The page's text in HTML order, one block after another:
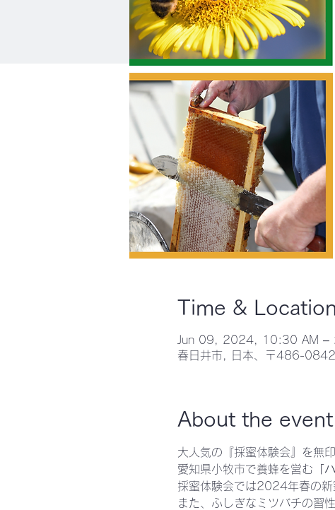
Time & Location
Jun 09, 2024, 10:30 AM –
春日井市, 日本、〒486-0842
About the event
大人気の『採蜜体験会』を無
愛知県小牧市で養蜂を営む 「
採蜜体験会では2024年春の新
また、ふしぎなミツバチの習